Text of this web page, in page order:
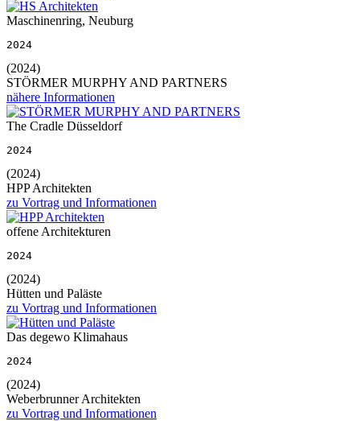
Maschinenring, Neuburg
2024
(2024)
STÖRMER MURPHY AND PARTNERS
nähere Informationen
The Cradle Düsseldorf
2024
(2024)
HPP Architekten
zu Vortrag und Informationen
offene Architekturen
2024
(2024)
Hütten und Paläste
zu Vortrag und Informationen
Das degewo Klimahaus
2024
(2024)
Weberbrunner Architekten
zu Vortrag und Informationen